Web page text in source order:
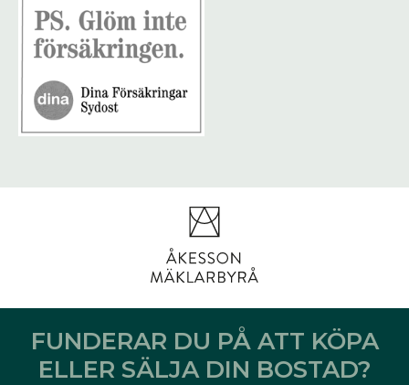
FUNDERAR DU PÅ ATT KÖPA
ELLER SÄLJA DIN BOSTAD?